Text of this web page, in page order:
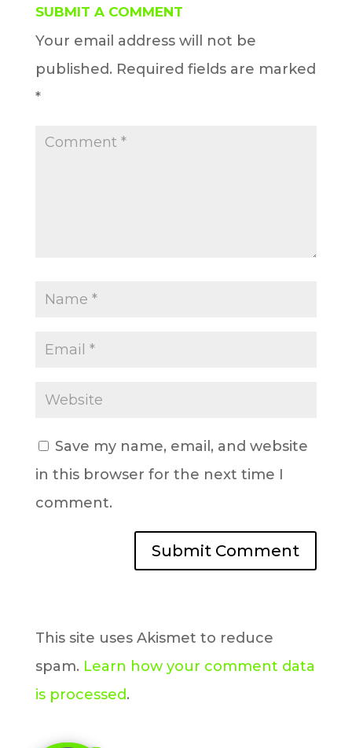
SUBMIT A COMMENT
Your email address will not be
published. Required fields are marked
*
Save my name, email, and website
in this browser for the next time I
comment.
This site uses Akismet to reduce
spam. Learn how your comment data
is processed.